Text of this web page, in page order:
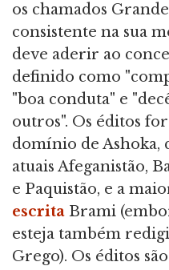
os chamados
consistente na sua
deve aderir ao
definido como
"boa conduta" e
outros". Os éditos
domínio de Ashoka,
atuais Afeganistão,
e Paquistão, e a
escrita Brami
esteja também
Grego). Os éditos